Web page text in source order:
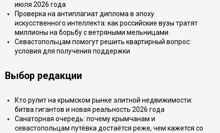
июля 2026 года
Проверка на антиплагиат диплома в эпоху
искусственного интеллекта: как российские вузы тратят
миллионы на борьбу с ветряными мельницами
Севастопольцам помогут решить квартирный вопрос:
условия для получения поддержки
Выбор редакции
Кто рулит на крымском рынке элитной недвижимости:
битва гигантов и новая реальность 2026 года
Санаторная очередь: почему крымчанам и
севастопольцам путёвка достаётся реже, чем кажется со